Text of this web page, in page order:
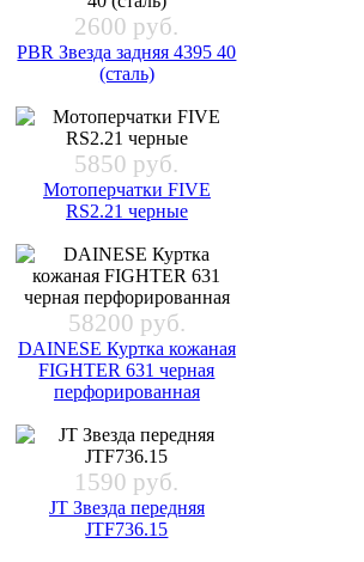
2600 руб.
PBR Звезда задняя 4395 40
(сталь)
5850 руб.
Мотоперчатки FIVE
RS2.21 черные
58200 руб.
DAINESE Куртка кожаная
FIGHTER 631 черная
перфорированная
1590 руб.
JT Звезда передняя
JTF736.15